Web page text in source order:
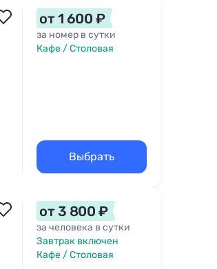
от 1 600 ₽
за номер в сутки
Кафе / Столовая
Выбрать
от 3 800 ₽
за человека в сутки
Завтрак включен
Кафе / Столовая